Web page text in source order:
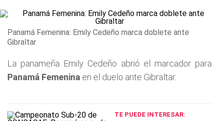
Panamá Femenina: Emily Cedeño marca doblete ante
Gibraltar
La panameña Emily Cedeño abrió el marcador para
Panamá Femenina en el duelo ante Gibraltar.
TE PUEDE INTERESAR: